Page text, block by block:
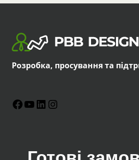
Розробка, просування та
Facebook
YouTube
LinkedIn
Instagram